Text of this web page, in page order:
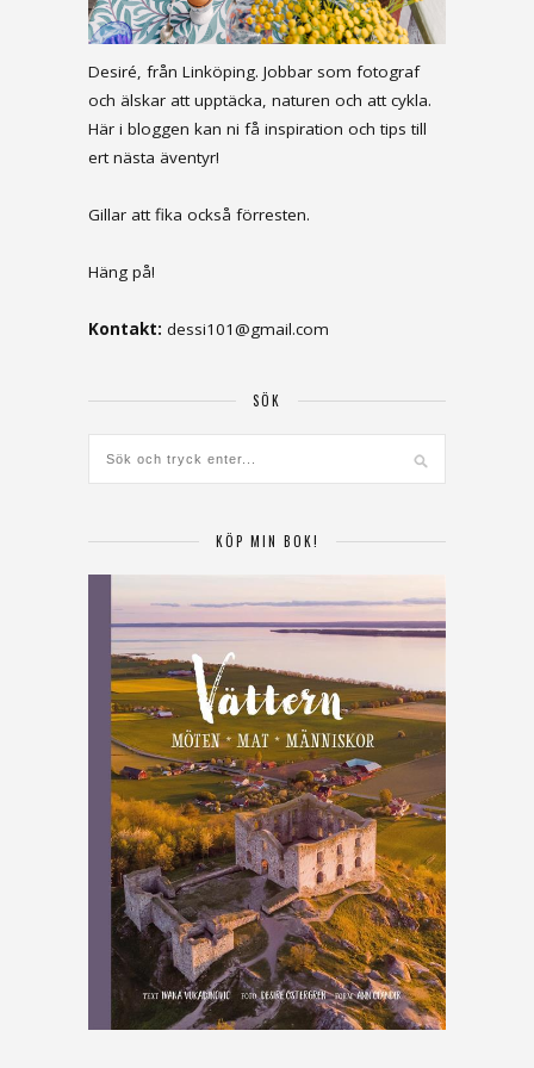
Desiré, från Linköping. Jobbar som fotograf
och älskar att upptäcka, naturen och att cykla.
Här i bloggen kan ni få inspiration och tips till
ert nästa äventyr!
Gillar att fika också förresten.
Häng på!
Kontakt: dessi101@gmail.com
SÖK
KÖP MIN BOK!